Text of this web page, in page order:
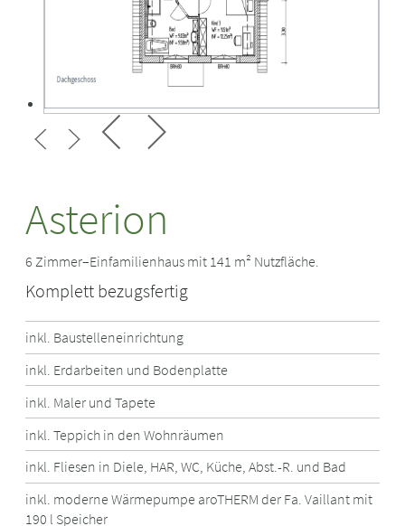
Asterion
6 Zimmer–Einfamilienhaus mit 141 m² Nutzfläche.
Komplett bezugsfertig
inkl. Baustelleneinrichtung
inkl. Erdarbeiten und Bodenplatte
inkl. Maler und Tapete
inkl. Teppich in den Wohnräumen
inkl. Fliesen in Diele, HAR, WC, Küche, Abst.-R. und Bad
inkl. moderne Wärmepumpe aroTHERM der Fa. Vaillant mit
190 l Speicher